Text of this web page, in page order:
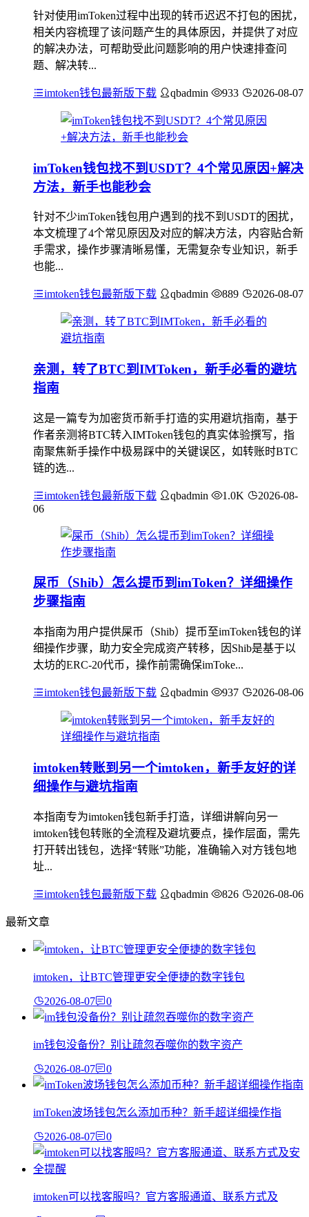
针对使用imToken过程中出现的转币迟迟不打包的困扰，
相关内容梳理了该问题产生的具体原因，并提供了对应
的解决办法，可帮助受此问题影响的用户快速排查问
题、解决转...
imtoken钱包最新版下载 qbadmin 933 2026-08-07
imToken钱包找不到USDT？4个常见原因+解决
方法，新手也能秒会
针对不少imToken钱包用户遇到的找不到USDT的困扰，
本文梳理了4个常见原因及对应的解决方法，内容贴合新
手需求，操作步骤清晰易懂，无需复杂专业知识，新手
也能...
imtoken钱包最新版下载 qbadmin 889 2026-08-07
亲测，转了BTC到IMToken，新手必看的避坑
指南
这是一篇专为加密货币新手打造的实用避坑指南，基于
作者亲测将BTC转入IMToken钱包的真实体验撰写，指
南聚焦新手操作中极易踩中的关键误区，如转账时BTC
链的选...
imtoken钱包最新版下载 qbadmin 1.0K
2026-08-
06
屎币（Shib）怎么提币到imToken？详细操作
步骤指南
本指南为用户提供屎币（Shib）提币至imToken钱包的详
细操作步骤，助力安全完成资产转移，因Shib是基于以
太坊的ERC-20代币，操作前需确保imToke...
imtoken钱包最新版下载 qbadmin 937 2026-08-06
imtoken转账到另一个imtoken，新手友好的详
细操作与避坑指南
本指南专为imtoken钱包新手打造，详细讲解向另一
imtoken钱包转账的全流程及避坑要点，操作层面，需先
打开转出钱包，选择“转账”功能，准确输入对方钱包地
址...
imtoken钱包最新版下载 qbadmin 826 2026-08-06
最新文章
imtoken，让BTC管理更安全便捷的数字钱包
2026-08-07 0
im钱包没备份？别让疏忽吞噬你的数字资产
2026-08-07 0
imToken波场钱包怎么添加币种？新手超详细操作指
2026-08-07 0
imtoken可以找客服吗？官方客服通道、联系方式及